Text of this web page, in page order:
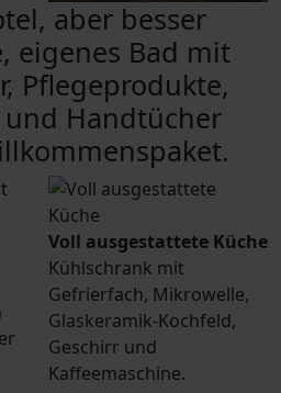
aber besser
eigenes Bad mit
Pflegeprodukte,
und Handtücher
Voll ausgestattete Küche
Kühlschrank mit
Gefrierfach, Mikrowelle,
Glaskeramik-Kochfeld,
Geschirr und
Kaffeemaschine.